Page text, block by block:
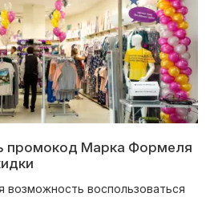
промокод Марка Формеля
возможность воспользоваться